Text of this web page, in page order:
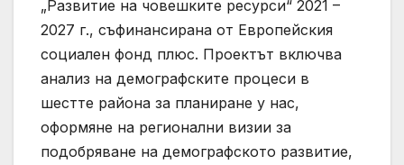
„Развитие на човешките ресурси“ 2021 –
2027 г., съфинансирана от Европейския
социален фонд плюс. Проектът включва
анализ на демографските процеси в
шестте района за планиране у нас,
оформяне на регионални визии за
подобряване на демографското развитие,